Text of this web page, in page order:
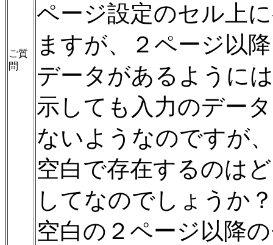
ご質
問
ページ設定のセル上
ますが、２ページ以
データがあるように
示しても入力のデー
ないようなのですが
空白で存在するのは
してなのでしょうか？
空白の２ページ以降